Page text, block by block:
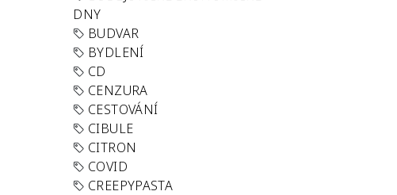
DNY
BUDVAR
BYDLENÍ
CD
CENZURA
CESTOVÁNÍ
CIBULE
CITRON
COVID
CREEPYPASTA